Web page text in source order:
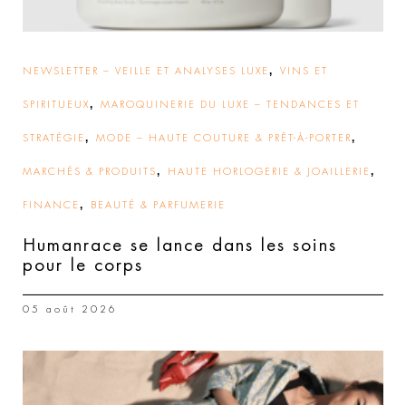
NEWSLETTER – VEILLE ET ANALYSES LUXE , VINS ET
SPIRITUEUX, MAROQUINERIE DU LUXE – TENDANCES ET
STRATÉGIE , MODE – HAUTE COUTURE & PRÊT-À-PORTER,
MARCHÉS & PRODUITS, HAUTE HORLOGERIE & JOAILLERIE ,
FINANCE , BEAUTÉ & PARFUMERIE
Humanrace se lance dans les soins
pour le corps
05 août 2026